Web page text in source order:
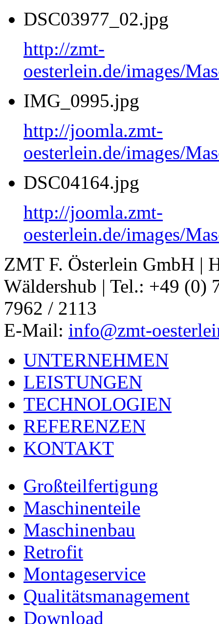
DSC03977_02.jpg
http://zmt-
oesterlein.de/images/
IMG_0995.jpg
http://joomla.zmt-
oesterlein.de/images/
DSC04164.jpg
http://joomla.zmt-
oesterlein.de/images/
ZMT F. Österlein GmbH |
Wäldershub | Tel.: +49 (0)
7962 / 2113
E-Mail: info@zmt-
UNTERNEHMEN
LEISTUNGEN
TECHNOLOGIEN
REFERENZEN
KONTAKT
Großteilfertigung
Maschinenteile
Maschinenbau
Retrofit
Montageservice
Qualitätsmanagement
Download